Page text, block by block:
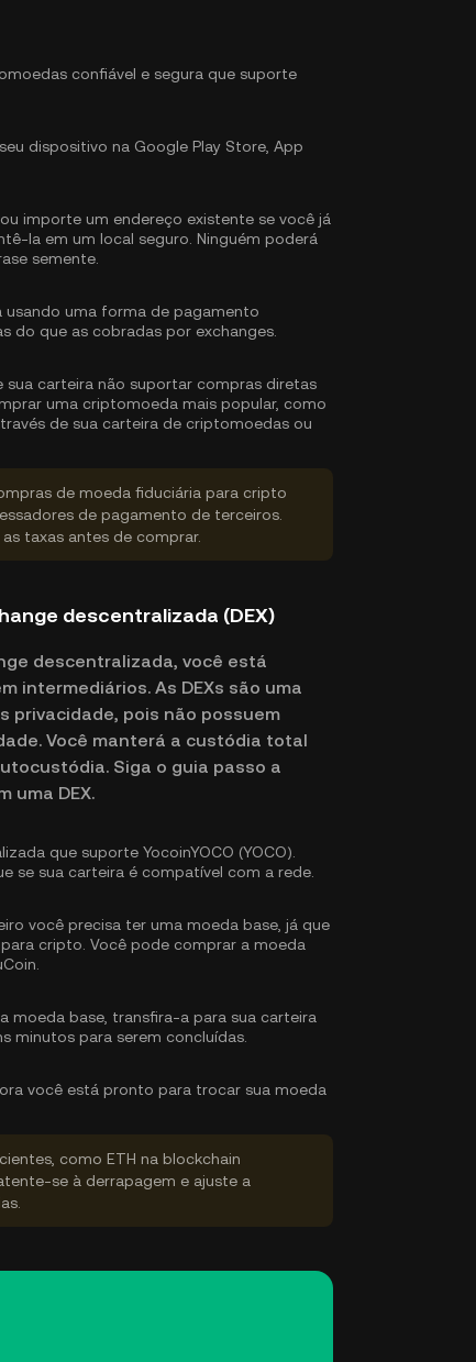
confiável e segura que suporte
dispositivo na Google Play Store, App
importe um endereço existente se você já
la em um local seguro. Ninguém poderá
semente.
uma forma de pagamento
do que as cobradas por exchanges.
sua carteira não suportar compras diretas
uma criptomoeda mais popular, como
de sua carteira de criptomoedas ou
de moeda fiduciária para cripto
de pagamento de terceiros.
taxas antes de comprar.
descentralizada (DEX)
descentralizada, você está
intermediários. As DEXs são uma
privacidade, pois não possuem
Você manterá a custódia total
Siga o guia passo a
uma DEX.
que suporte YocoinYOCO (YOCO).
se sua carteira é compatível com a rede.
você precisa ter uma moeda base, já que
cripto. Você pode comprar a moeda
moeda base, transfira-a para sua carteira
minutos para serem concluídas.
você está pronto para trocar sua moeda
como ETH na blockchain
se à derrapagem e ajuste a